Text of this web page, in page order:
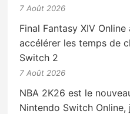
7 Août 2026
Final Fantasy XIV
accélérer les temps de
Switch 2
7 Août 2026
NBA 2K26 est le
Nintendo Switch Online,